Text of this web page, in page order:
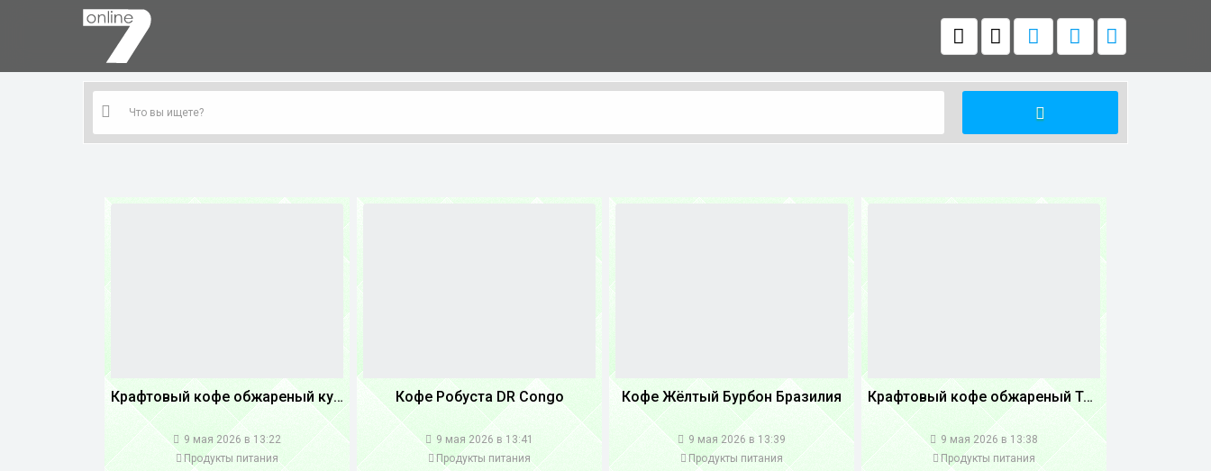
Крафтовый кофе обжареный купаж арабики 5...
9 мая 2026 в 13:22
Продукты питания
Кофе Робуста DR Congo
9 мая 2026 в 13:41
Продукты питания
Кофе Жёлтый Бурбон Бразилия
9 мая 2026 в 13:39
Продукты питания
Крафтовый кофе обжареный Танзания
9 мая 2026 в 13:38
Продукты питания